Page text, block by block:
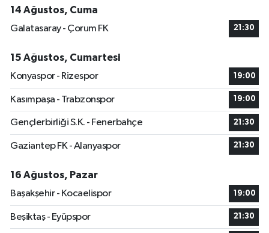
14 Ağustos, Cuma
Galatasaray - Çorum FK
21:30
15 Ağustos, Cumartesi
Konyaspor - Rizespor
19:00
Kasımpaşa - Trabzonspor 19:00
Gençlerbirliği S.K. - Fenerbahçe 21:30
Gaziantep FK - Alanyaspor 21:30
16 Ağustos, Pazar
Başakşehir - Kocaelispor
19:00
Beşiktaş - Eyüpspor 21:30